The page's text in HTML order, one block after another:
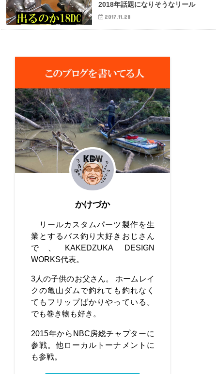
2018年話題になりそうなリール
2017.11.28
かけづか
リールカスタムパーツ製作を生
業とするバス釣り大好きおじさん
で、KAKEDZUKA DESIGN
WORKS代表。
3人の子供のお父さん。 ホームレイ
クの亀山ダムで釣れても釣れなく
てもフリップばかりやっている。
でも巻き物も好き。
2015年からNBC房総チャプターに
参戦。他ローカルトーナメントに
も参戦。